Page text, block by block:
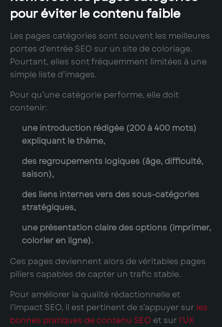
pour éviter le contenu faible
Les pages catégories sont souvent les meilleures
portes d’entrée SEO sur un site de coloriage.
Pourtant, elles sont fréquemment limitées à une
simple liste d’images.
Pour qu’une catégorie performe, elle doit
contenir:
une introduction rédigée (200 à 400 mots)
expliquant le thème,
des regroupements logiques (âge, difficulté,
saison),
des liens internes vers des sous-catégories
stratégiques,
une présentation claire des options (imprimer,
colorier en ligne).
Ces pages deviennent alors de véritables pages
piliers capables de capter un trafic stable.
Pour améliorer la qualité rédactionnelle et
l’impact SEO, il est pertinent de s’appuyer sur les
bonnes pratiques de contenu SEO et sur l’UX